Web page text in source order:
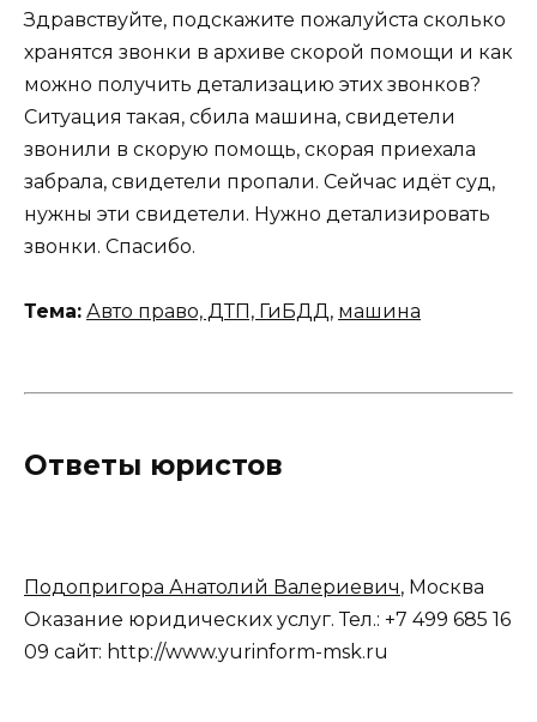
Здравствуйте, подскажите пожалуйста сколько
хранятся звонки в архиве скорой помощи и как
можно получить детализацию этих звонков?
Ситуация такая, сбила машина, свидетели
звонили в скорую помощь, скорая приехала
забрала, свидетели пропали. Сейчас идёт суд,
нужны эти свидетели. Нужно детализировать
звонки. Спасибо.
Тема: Авто право, ДТП, ГиБДД, машина
Ответы юристов
Подопригора Анатолий Валериевич, Москва
Оказание юридических услуг. Тел.: +7 499 685 16
09 сайт: http://www.yurinform-msk.ru